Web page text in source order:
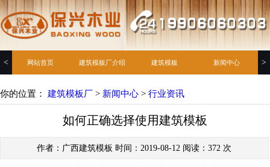
< >
网站首页 建筑模板厂介绍 建筑模板 新闻中心
你的位置： 建筑模板厂 > 新闻中心 > 行业资讯
如何正确选择使用建筑模板
作者：广西建筑模板 时间：2019-08-12 阅读：372 次